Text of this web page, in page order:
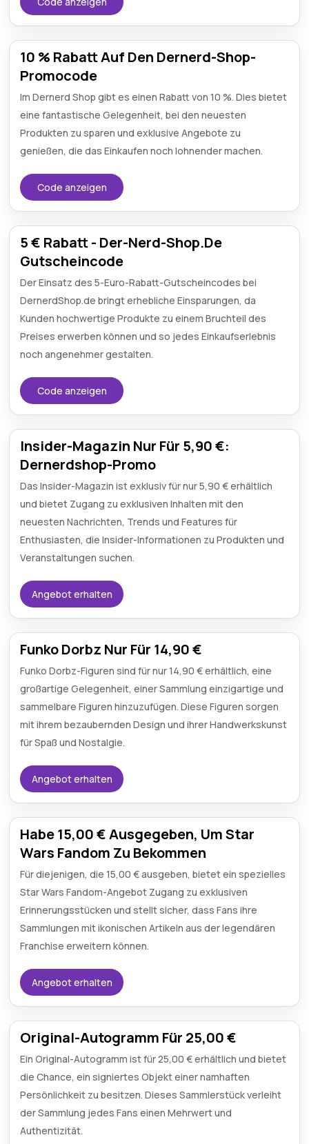
10 % Rabatt Auf Den Dernerd-Shop-
Promocode
Im Dernerd Shop gibt es einen Rabatt von 10 %. Dies bietet
eine fantastische Gelegenheit, bei den neuesten
Produkten zu sparen und exklusive Angebote zu
genießen, die das Einkaufen noch lohnender machen.
Code anzeigen
5 € Rabatt - Der-Nerd-Shop.De
Gutscheincode
Der Einsatz des 5-Euro-Rabatt-Gutscheincodes bei
DernerdShop.de bringt erhebliche Einsparungen, da
Kunden hochwertige Produkte zu einem Bruchteil des
Preises erwerben können und so jedes Einkaufserlebnis
noch angenehmer gestalten.
Code anzeigen
Insider-Magazin Nur Für 5,90 €:
Dernerdshop-Promo
Das Insider-Magazin ist exklusiv für nur 5,90 € erhältlich
und bietet Zugang zu exklusiven Inhalten mit den
neuesten Nachrichten, Trends und Features für
Enthusiasten, die Insider-Informationen zu Produkten und
Veranstaltungen suchen.
Angebot erhalten
Funko Dorbz Nur Für 14,90 €
Funko Dorbz-Figuren sind für nur 14,90 € erhältlich, eine
großartige Gelegenheit, einer Sammlung einzigartige und
sammelbare Figuren hinzuzufügen. Diese Figuren sorgen
mit ihrem bezaubernden Design und ihrer Handwerkskunst
für Spaß und Nostalgie.
Angebot erhalten
Habe 15,00 € Ausgegeben, Um Star
Wars Fandom Zu Bekommen
Für diejenigen, die 15,00 € ausgeben, bietet ein spezielles
Star Wars Fandom-Angebot Zugang zu exklusiven
Erinnerungsstücken und stellt sicher, dass Fans ihre
Sammlungen mit ikonischen Artikeln aus der legendären
Franchise erweitern können.
Angebot erhalten
Original-Autogramm Für 25,00 €
Ein Original-Autogramm ist für 25,00 € erhältlich und bietet
die Chance, ein signiertes Objekt einer namhaften
Persönlichkeit zu besitzen. Dieses Sammlerstück verleiht
der Sammlung jedes Fans einen Mehrwert und
Authentizität.